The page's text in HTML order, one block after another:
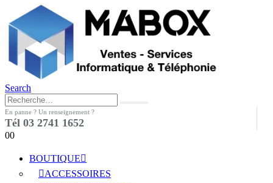
Search
En panne ? Un renseignement ?
Tél 03 2741 1652
00
BOUTIQUE
ACCESSOIRES